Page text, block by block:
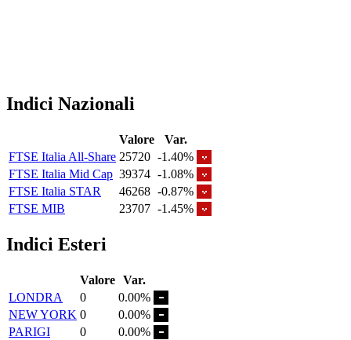
Indici Nazionali
Valore
Var.
FTSE Italia All-Share 25720 -1.40%
FTSE Italia Mid Cap 39374 -1.08%
FTSE Italia STAR
46268 -0.87%
FTSE MIB
23707 -1.45%
Indici Esteri
Valore Var.
LONDRA
0
0.00%
NEW YORK 0
0.00%
PARIGI
0
0.00%